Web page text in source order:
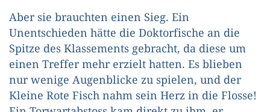
Aber sie brauchten einen Sieg. Ein
Unentschieden hätte die Doktorfische an die
Spitze des Klassements gebracht, da diese um
einen Treffer mehr erzielt hatten. Es blieben
nur wenige Augenblicke zu spielen, und der
Kleine Rote Fisch nahm sein Herz in die Flosse!